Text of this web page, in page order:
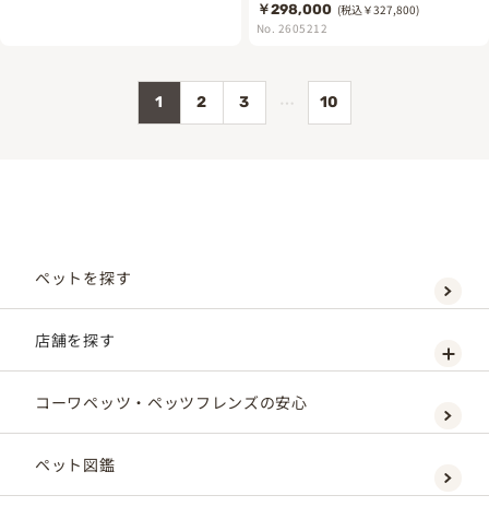
￥298,000 (税込￥327,800)
No. 2605212
1 2 3 … 10
ペットを探す
店舗を探す
コーワペッツ・ペッツフレンズの安心
ペット図鑑